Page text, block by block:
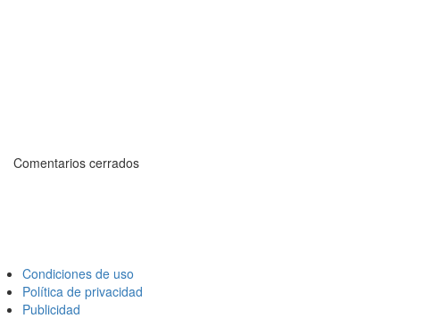
Comentarios cerrados
Condiciones de uso
Política de privacidad
Publicidad